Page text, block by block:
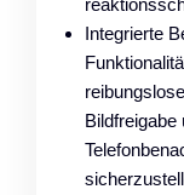
Integrierte
Bildfreigabe